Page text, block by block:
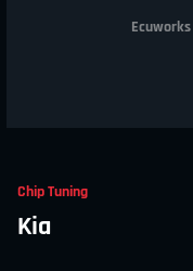
Ecuworks
Chip Tuning
Kia